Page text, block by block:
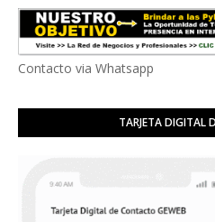
Contacto via Whatsapp
TARJETA DIGITAL